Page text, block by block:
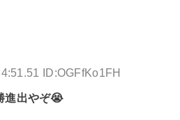
ID:OGFfKo1FH
進出やぞ😭